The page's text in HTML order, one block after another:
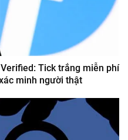
Tick trắng miễn phí
minh người thật